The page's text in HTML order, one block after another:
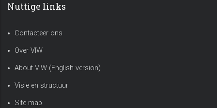
Nuttige links
Contacteer ons
Over VIW
About VIW (English version)
Visie en structuur
Site map